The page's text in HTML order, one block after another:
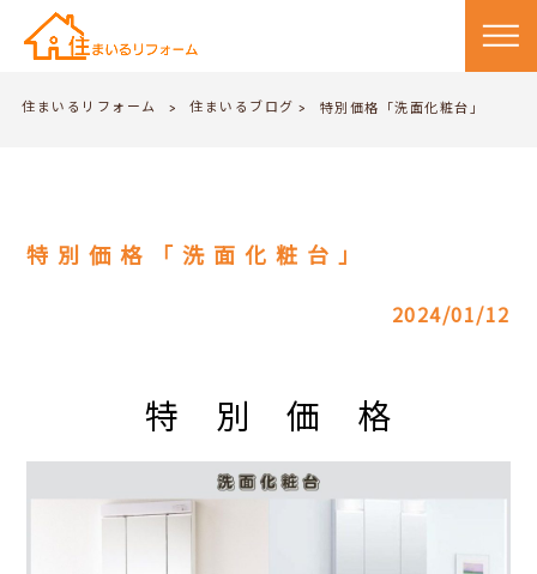
住まいるリフォーム > 住まいるブログ > 特別価格「洗面化粧台」
特別価格「洗面化粧台」
2024/01/12
特 別 価 格